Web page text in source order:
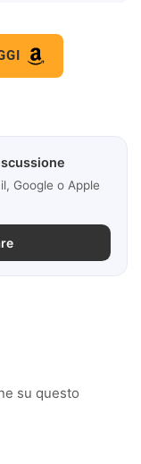
Google o Apple
su questo